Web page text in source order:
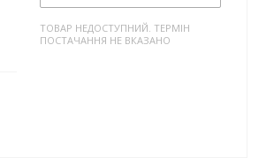
ТОВАР НЕДОСТУПНИЙ. ТЕРМІН
ПОСТАЧАННЯ НЕ ВКАЗАНО